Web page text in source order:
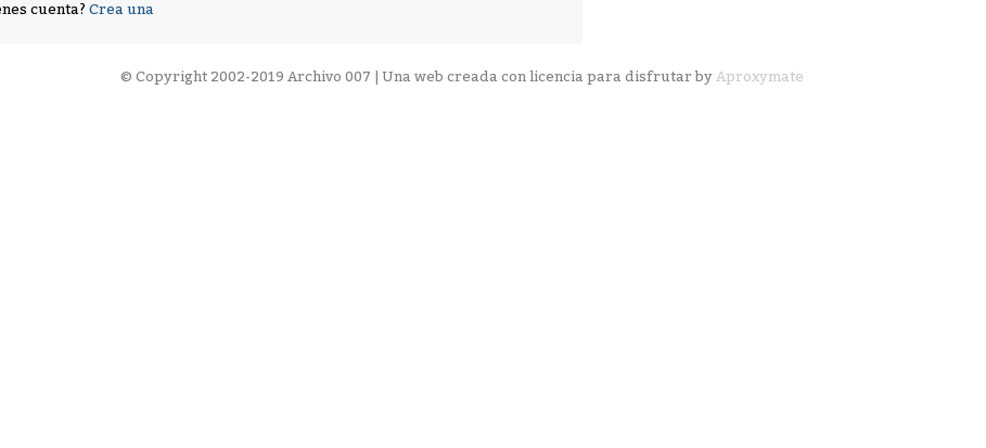
cuenta? Crea una
© Copyright 2002-2019 Archivo 007 | Una web creada con licencia para disfrutar by Aproxymate